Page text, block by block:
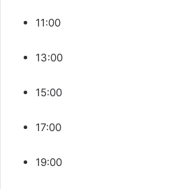
11:00
13:00
15:00
17:00
19:00